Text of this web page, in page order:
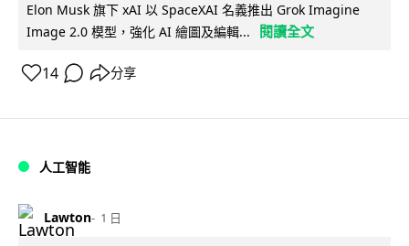
Elon Musk 旗下 xAI 以 SpaceXAI 名義推出 Grok Imagine
Image 2.0 模型，強化 AI 繪圖及編輯...
閱讀全文
14 分享
人工智能
Lawton 1 日